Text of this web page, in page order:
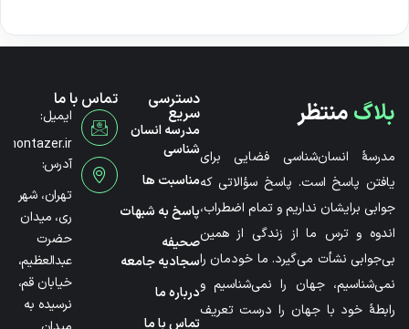
بلاگمنتظر
مدرسۀ انسان‌شناسی فضایی برای
یافتن پاسخ است. پاسخ سؤالاتی که
جوابی برایشان نداریم و تمام اضطراب،
اندوه و ترس ما از زندگی از همین
بی‌جوابی نشأت می‌گیرد. ما خودمان را
نمی‌شناسیم، جهان را نمی‌شناسیم و
رابطۀ خود با جهان را درست تعریف
دسترسی
سریع
مدرسه انسان
شناسی
مناسبت ها
پاسخ به شبهات
صحیفه
سجادیه جامعه
درباره ما
تماس با ما
تماس با ما
ایمیل:
آدرس:
تهران، شهر
ری، میدان
حضرت
عبدالعظیم،
خیابان قم،
نرسیده به